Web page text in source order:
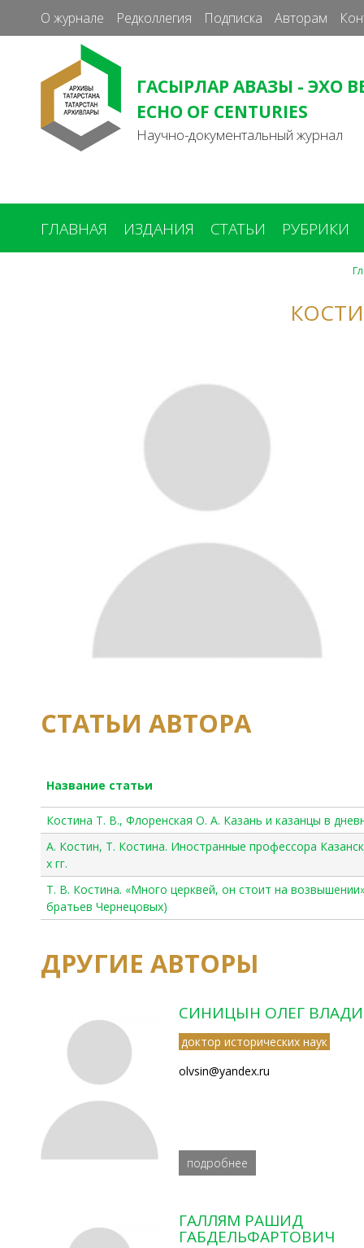
О журнале Редколлегия Подписка Авторам
ГАСЫРЛАР АВАЗЫ - ЭХО
ECHO OF CENTURIES
Научно-документальный журнал
ГЛАВНАЯ ИЗДАНИЯ СТАТЬИ РУБРИКИ
СТАТЬИ АВТОРА
Название статьи
Костина Т. В., Флоренская О. А. Казань и казанцы в
А. Костин, Т. Костина. Иностранные профессора
х гг.
Т. В. Костина. «Много церквей, он стоит на
братьев Чернецовых)
ДРУГИЕ АВТОРЫ
СИНИЦЫН ОЛЕГ
доктор исторических наук
olvsin@yandex.ru
подробнее
ГАЛЛЯМ РАШИД
ГАБДЕЛЬФАРТОВИЧ